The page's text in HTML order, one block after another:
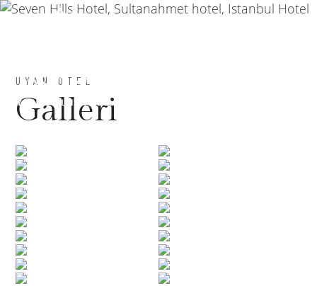
UYAN OTEL
Galleri